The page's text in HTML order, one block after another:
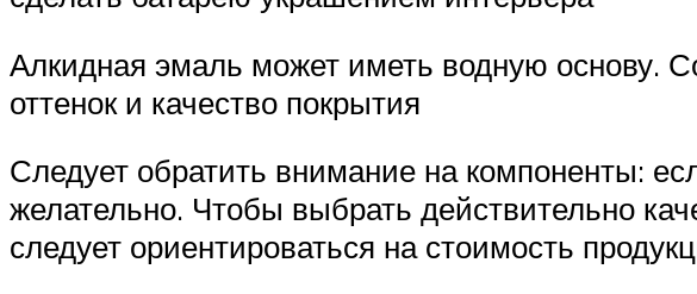
Алкидная эмаль может иметь водную основу.
оттенок и качество покрытия
Следует обратить внимание на компоненты:
желательно. Чтобы выбрать действительно
следует ориентироваться на стоимость